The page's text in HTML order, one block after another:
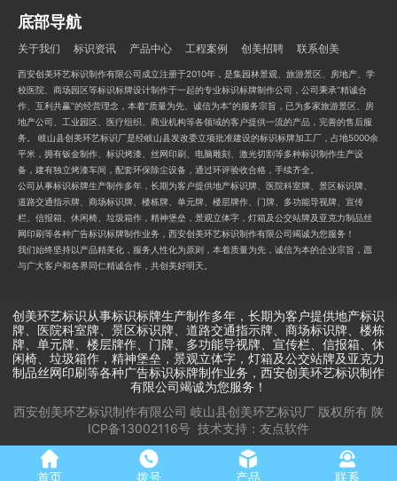
底部导航
关于我们 标识资讯 产品中心 工程案例 创美招聘 联系创美
西安创美环艺标识制作有限公司成立注册于2010年，是集园林景观、旅游景区、房地产、学
校医院、商场园区等标识标牌设计制作于一起的专业标识标牌制作公司，公司秉承“精诚合
作、互利共赢”的经营理念，本着“质量为先、诚信为本”的服务宗旨，已为多家旅游景区、房
地产公司、工业园区、医疗组织、商业机构等各领域的客户提供一流的产品，完善的售后服
务。 岐山县创美环艺标识厂是经岐山县发改委立项批准建设的标识标牌加工厂，占地5000余
平米，拥有钣金制作、标识烤漆、丝网印刷、电脑雕刻、激光切割等多种标识制作生产设
备，建有独立烤漆车间，配套环保除尘设备，通过环评验收合格，手续齐全。
公司从事标识标牌生产制作多年，长期为客户提供地产标识牌、医院科室牌、景区标识牌、
道路交通指示牌、商场标识牌、楼栋牌、单元牌、楼层牌作、门牌、多功能导视牌、宣传
栏、信报箱、休闲椅、垃圾箱作，精神堡垒，景观立体字，灯箱及公交站牌及亚克力制品丝
网印刷等各种广告标识标牌制作业务，西安创美环艺标识制作有限公司竭诚为您服务！
我们始终坚持以产品精美化，服务人性化为原则，本着质量为先，诚信为本的企业宗旨，愿
与广大客户和各界同仁精诚合作，共创美好明天。
创美环艺标识从事标识标牌生产制作多年，长期为客户提供地产标识
牌、医院科室牌、景区标识牌、道路交通指示牌、商场标识牌、楼栋
牌、单元牌、楼层牌作、门牌、多功能导视牌、宣传栏、信报箱、休
闲椅、垃圾箱作，精神堡垒，景观立体字，灯箱及公交站牌及亚克力
制品丝网印刷等各种广告标识标牌制作业务，西安创美环艺标识制作
有限公司竭诚为您服务！
西安创美环艺标识制作有限公司 岐山县创美环艺标识厂 版权所有 陕
ICP备13002116号 技术支持： 友点软件
首页 拨号 产品 联系